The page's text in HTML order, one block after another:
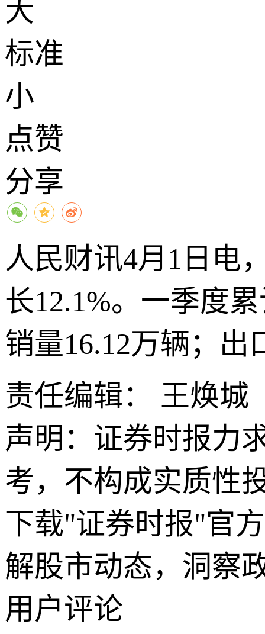
大
标准
小
点赞
分享
人民财讯4月1日电
长12.1%。一季度
销量16.12万辆；出
责任编辑： 王焕城
声明：证券时报力
考，不构成实质性
下载"证券时报"官
解股市动态，洞察
用户评论